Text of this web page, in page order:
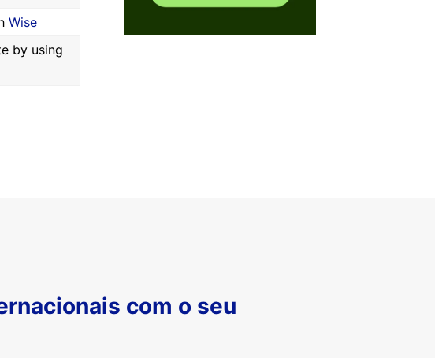
Wise
by using
com o seu